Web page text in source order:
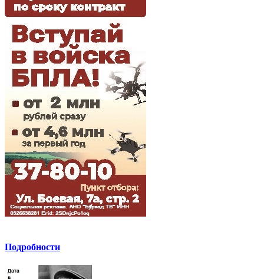
Подробности